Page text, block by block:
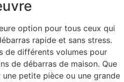
option pour tous ceux qui
rapide et sans stress.
de différents volumes pour
de débarras de maison. Que
petite pièce ou une grande